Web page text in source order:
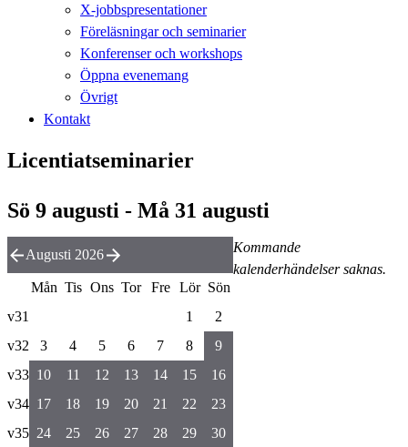
X-jobbspresentationer
Föreläsningar och seminarier
Konferenser och workshops
Öppna evenemang
Övrigt
Kontakt
Licentiatseminarier
Sö 9 augusti - Må 31 augusti
Kommande
kalenderhändelser saknas.
Augusti 2026
Mån Tis Ons Tor Fre Lör Sön
v31
1
2
v32
3 4 5 6 7 8
9
v33 10 11 12 13 14 15
16
v34 17 18 19 20 21 22
23
v35 24 25 26 27 28 29
30